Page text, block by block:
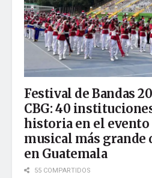
Festival de Bandas
CBG: 40
historia en el evento
musical más grande
en Guatemala
55 COMPARTIDOS